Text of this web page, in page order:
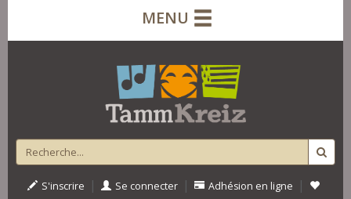
MENU
S'inscrire | Se connecter | Adhésion en ligne |